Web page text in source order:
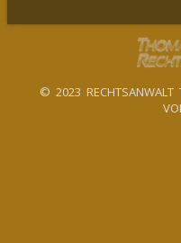
© 2023 RECHTSANWALT